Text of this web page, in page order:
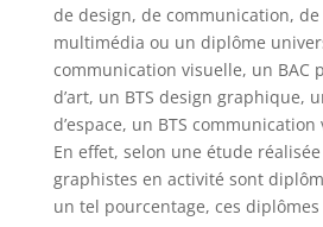
de design, de communication,
multimédia ou un diplôme
communication visuelle, un BAC
d’art, un BTS design graphique,
d’espace, un BTS
En effet, selon une étude
graphistes en activité sont
un tel pourcentage, ces